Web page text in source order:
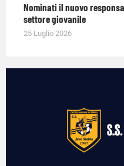
Nominati il nuovo
settore giovanile
25 Luglio 2026